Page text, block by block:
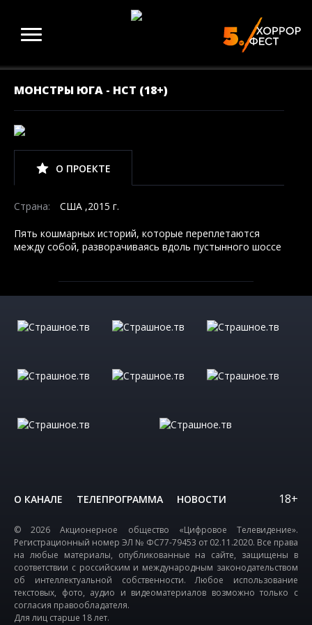
МОНСТРЫ ЮГА - НСТ (18+)
О ПРОЕКТЕ
Страна: США ,2015 г.
Пять кошмарных историй, которые переплетаются
между собой, разворачиваясь вдоль пустынного шоссе
О КАНАЛЕ ТЕЛЕПРОГРАММА НОВОСТИ 18+
© 2026 Акционерное общество «Цифровое Телевидение».
Регистрационный номер ЭЛ № ФС77-79453 от 02.11.2020. Все права
на любые материалы, опубликованные на сайте, защищены в
соответствии с российским и международным законодательством
об интеллектуальной собственности. Любое использование
текстовых, фото, аудио и видеоматериалов возможно только с
согласия правообладателя.
Для лиц старше 18 лет.